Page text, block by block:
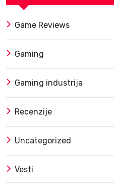
Game Reviews
Gaming
Gaming industrija
Recenzije
Uncategorized
Vesti